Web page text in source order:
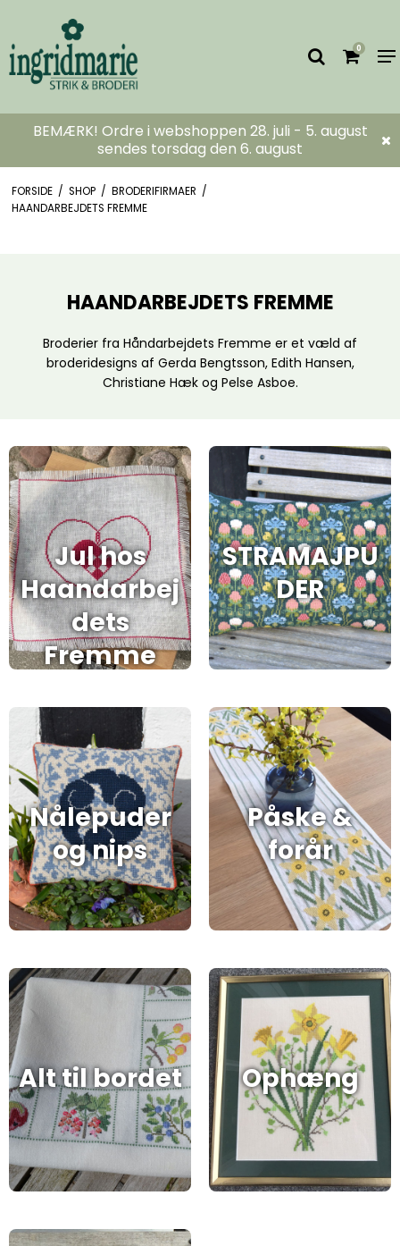
0
BEMÆRK! Ordre i webshoppen 28. juli - 5. august
sendes torsdag den 6. august
FORSIDE / SHOP / BRODERIFIRMAER /
HAANDARBEJDETS FREMME
HAANDARBEJDETS FREMME
Broderier fra Håndarbejdets Fremme er et væld af
broderidesigns af Gerda Bengtsson, Edith Hansen,
Christiane Hæk og Pelse Asboe.
Jul hos
Haandarbej
dets
Fremme
STRAMAJPU
DER
Nålepuder
og nips
Påske &
forår
Alt til bordet Ophæng